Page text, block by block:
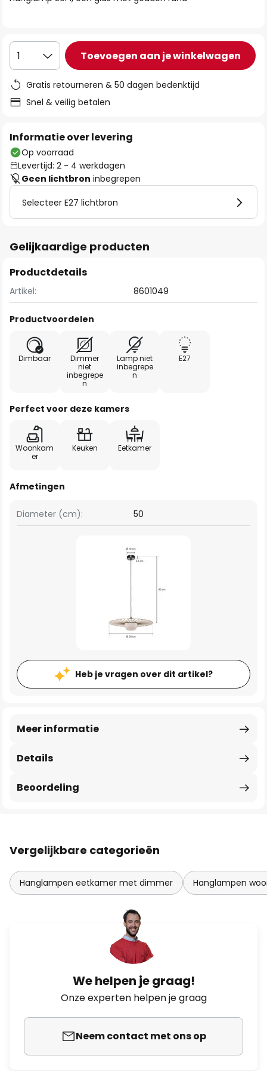
1 Toevoegen aan je winkelwagen
Gratis retourneren & 50 dagen bedenktijd
Snel & veilig betalen
Informatie over levering
Op voorraad
Levertijd: 2 - 4 werkdagen
Geen lichtbron inbegrepen
Selecteer E27 lichtbron
Gelijkaardige producten
Productdetails
Artikel: 8601049
Productvoordelen
Dimbaar
Dimmer
niet
inbegrepe
n
Lamp niet
inbegrepe
n
E27
Perfect voor deze kamers
Woonkam
er
Keuken Eetkamer
Afmetingen
Diameter (cm): 50
Heb je vragen over dit artikel?
Details
Meer informatie
Beoordeling
Vergelijkbare categorieën
Hanglampen eetkamer met dimmer Hanglampen
We helpen je graag!
Onze experten helpen je graag
Neem contact met ons op